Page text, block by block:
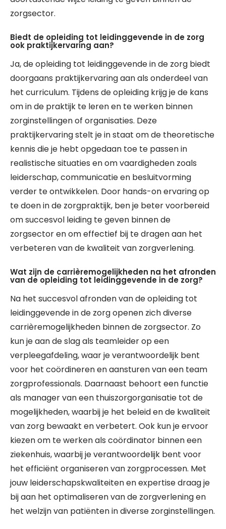
zorgsector.
Biedt de opleiding tot leidinggevende in de zorg
ook praktijkervaring aan?
Ja, de opleiding tot leidinggevende in de zorg biedt
doorgaans praktijkervaring aan als onderdeel van
het curriculum. Tijdens de opleiding krijg je de kans
om in de praktijk te leren en te werken binnen
zorginstellingen of organisaties. Deze
praktijkervaring stelt je in staat om de theoretische
kennis die je hebt opgedaan toe te passen in
realistische situaties en om vaardigheden zoals
leiderschap, communicatie en besluitvorming
verder te ontwikkelen. Door hands-on ervaring op
te doen in de zorgpraktijk, ben je beter voorbereid
om succesvol leiding te geven binnen de
zorgsector en om effectief bij te dragen aan het
verbeteren van de kwaliteit van zorgverlening.
Wat zijn de carrièremogelijkheden na het afronden
van de opleiding tot leidinggevende in de zorg?
Na het succesvol afronden van de opleiding tot
leidinggevende in de zorg openen zich diverse
carrièremogelijkheden binnen de zorgsector. Zo
kun je aan de slag als teamleider op een
verpleegafdeling, waar je verantwoordelijk bent
voor het coördineren en aansturen van een team
zorgprofessionals. Daarnaast behoort een functie
als manager van een thuiszorgorganisatie tot de
mogelijkheden, waarbij je het beleid en de kwaliteit
van zorg bewaakt en verbetert. Ook kun je ervoor
kiezen om te werken als coördinator binnen een
ziekenhuis, waarbij je verantwoordelijk bent voor
het efficiënt organiseren van zorgprocessen. Met
jouw leiderschapskwaliteiten en expertise draag je
bij aan het optimaliseren van de zorgverlening en
het welzijn van patiënten in diverse zorginstellingen.